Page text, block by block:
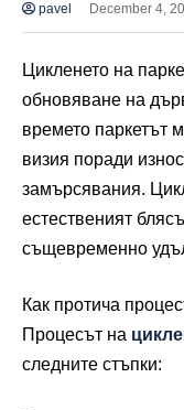
pavel December 4,
Цикленето на
обновяване на
времето паркетът
визия поради
замърсявания.
естественият
същевременно
Как протича
Процесът на
следните стъпки: